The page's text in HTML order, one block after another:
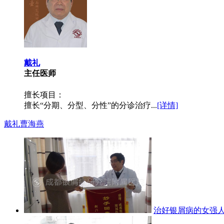
戴礼
主任医师
擅长项目：
擅长“分期、分型、分性”的分诊治疗...[详情]
戴礼曹海燕
治好银屑病的女强